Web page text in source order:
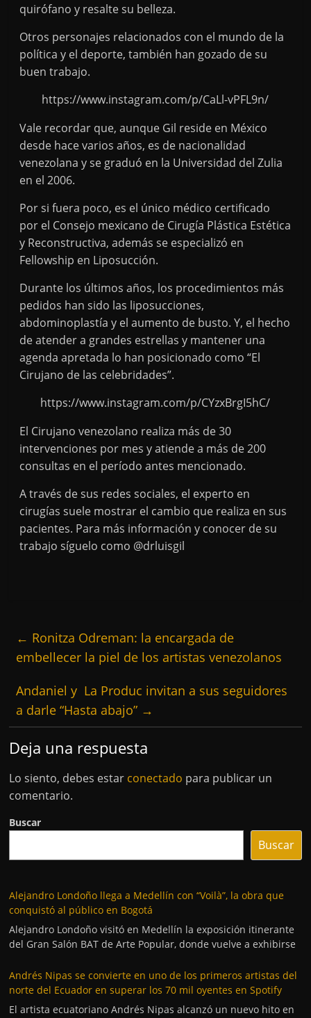
quirófano y resalte su belleza.
Otros personajes relacionados con el mundo de la
política y el deporte, también han gozado de su
buen trabajo.
https://www.instagram.com/p/CaLl-vPFL9n/
Vale recordar que, aunque Gil reside en México
desde hace varios años, es de nacionalidad
venezolana y se graduó en la Universidad del Zulia
en el 2006.
Por si fuera poco, es el único médico certificado
por el Consejo mexicano de Cirugía Plástica Estética
y Reconstructiva, además se especializó en
Fellowship en Liposucción.
Durante los últimos años, los procedimientos más
pedidos han sido las liposucciones,
abdominoplastía y el aumento de busto. Y, el hecho
de atender a grandes estrellas y mantener una
agenda apretada lo han posicionado como “El
Cirujano de las celebridades”.
https://www.instagram.com/p/CYzxBrgI5hC/
El Cirujano venezolano realiza más de 30
intervenciones por mes y atiende a más de 200
consultas en el período antes mencionado.
A través de sus redes sociales, el experto en
cirugías suele mostrar el cambio que realiza en sus
pacientes. Para más información y conocer de su
trabajo síguelo como @drluisgil
← Ronitza Odreman: la encargada de
embellecer la piel de los artistas venezolanos
Andaniel y La Produc invitan a sus seguidores
a darle “Hasta abajo” →
Deja una respuesta
Lo siento, debes estar conectado para publicar un
comentario.
Buscar
Buscar
Alejandro Londoño llega a Medellín con “Voilà”, la obra que
conquistó al público en Bogotá
Alejandro Londoño visitó en Medellín la exposición itinerante
del Gran Salón BAT de Arte Popular, donde vuelve a exhibirse
Andrés Nipas se convierte en uno de los primeros artistas del
norte del Ecuador en superar los 70 mil oyentes en Spotify
El artista ecuatoriano Andrés Nipas alcanzó un nuevo hito en